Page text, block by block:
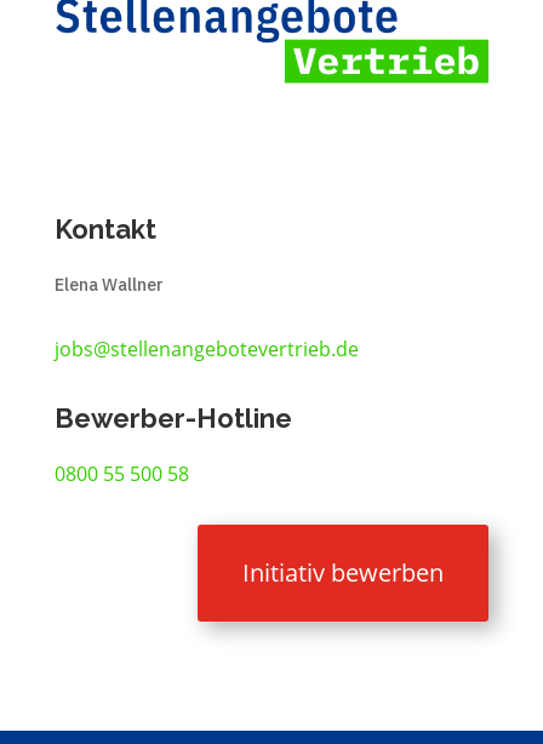
Kontakt
Elena Wallner
jobs@stellenangebotevertrieb.de
Bewerber-Hotline
0800 55 500 58
Initiativ bewerben